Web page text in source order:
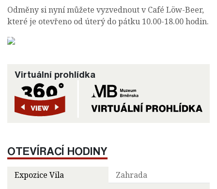
Odměny si nyní můžete vyzvednout v Café Löw-Beer,
které je otevřeno od úterý do pátku 10.00-18.00 hodin.
Virtuální prohlídka
OTEVÍRACÍ HODINY
Expozice Vila Zahrada